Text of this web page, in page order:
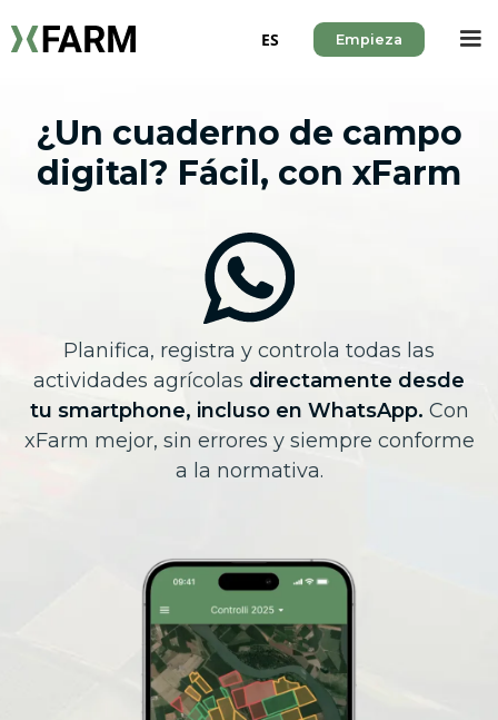
ES Empieza
¿Un cuaderno de campo
digital? Fácil, con xFarm
Planifica, registra y controla todas las
actividades agrícolas directamente desde
tu smartphone, incluso en WhatsApp. Con
xFarm mejor, sin errores y siempre conforme
a la normativa.